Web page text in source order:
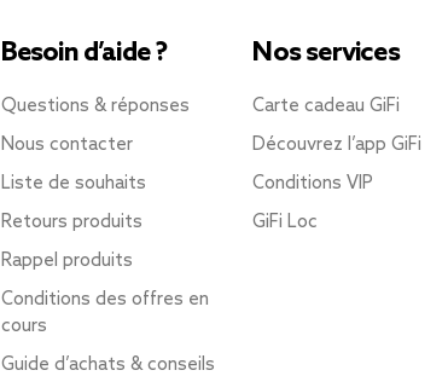
Besoin d’aide ?
Questions & réponses
Nous contacter
Liste de souhaits
Retours produits
Rappel produits
Conditions des offres en
cours
Guide d’achats & conseils
Nos services
Carte cadeau GiFi
Découvrez l’app GiFi
Conditions VIP
GiFi Loc